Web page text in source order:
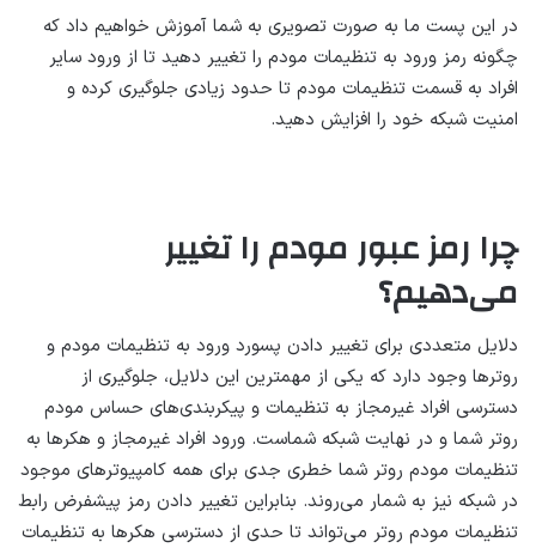
در این پست ما به صورت تصویری به شما آموزش خواهیم داد که
چگونه رمز ورود به تنظیمات مودم را تغییر دهید تا از ورود سایر
افراد به قسمت تنظیمات مودم تا حدود زیادی جلوگیری کرده و
امنیت شبکه خود را افزایش دهید.
چرا رمز عبور مودم را تغییر
می‌دهیم؟
دلایل متعددی برای تغییر دادن پسورد ورود به تنظیمات مودم و
روترها وجود دارد که یکی از مهمترین این دلایل، جلوگیری از
دسترسی افراد غیرمجاز به تنظیمات و پیکربندی‌های حساس مودم
روتر شما و در نهایت شبکه شماست. ورود افراد غیرمجاز و هکرها به
تنظیمات مودم روتر شما خطری جدی برای همه کامپیوترهای موجود
در شبکه نیز به شمار می‌روند. بنابراین تغییر دادن رمز پیشفرض رابط
تنظیمات مودم روتر می‌تواند تا حدی از دسترسی هکرها به تنظیمات